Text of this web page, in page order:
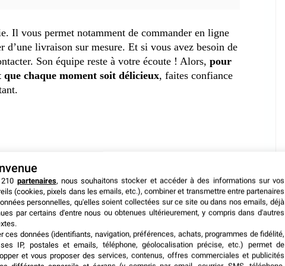
Il vous permet notamment de commander en ligne
livraison sur mesure. Et si vous avez besoin de
Son équipe reste à votre écoute ! Alors, pour
que chaque moment soit délicieux, faites confiance
partenaires, nous souhaitons stocker et accéder à des informations sur vos
(cookies, pixels dans les emails, etc.), combiner et transmettre entre partenaires
personnelles, qu'elles soient collectées sur ce site ou dans nos emails, déjà
par certains d'entre nous ou obtenues ultérieurement, y compris dans d'autres
ces données (identifiants, navigation, préférences, achats, programmes de fidélité,
IP, postales et emails, téléphone, géolocalisation précise, etc.) permet de
et vous proposer des services, contenus, offres commerciales et publicités